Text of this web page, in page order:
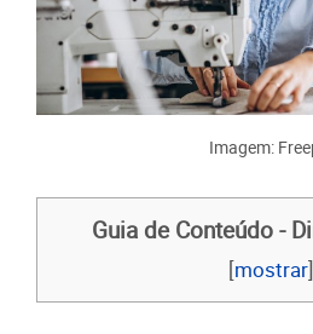
Imagem:
Guia de Conteúdo -
[mostrar]